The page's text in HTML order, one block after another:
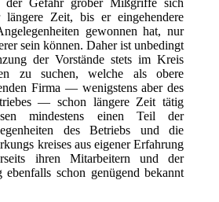
Zeit, bis er eingehendere
gewonnen hat, nur
sein können. Daher ist unbedingt
der Vorstände stets im Kreis
zu suchen, welche als obere
Firma — wenigstens aber des
— schon längere Zeit tätig
mindestens einen Teil der
des Betriebs und die
kreises aus eigener Erfahrung
ihren Mitarbeitern und der
ebenfalls schon genügend bekannt